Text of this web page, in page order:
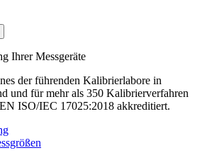
Ihrer Messgeräte
der führenden Kalibrierlabore in
und für mehr als 350 Kalibrierverfahren
ISO/IEC 17025:2018 akkreditiert.